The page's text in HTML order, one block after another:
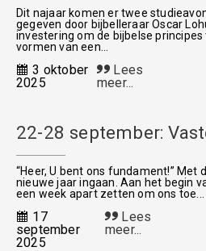
Dit najaar komen er twee
gegeven door bijbelleraar Oscar
investering om de bijbelse
vormen van een...
3 oktober
2025
Lees
meer...
22-28 september:
“Heer, U bent ons fundament!”
nieuwe jaar ingaan. Aan het begin
een week apart zetten om ons toe...
17
september
2025
Lees
meer...